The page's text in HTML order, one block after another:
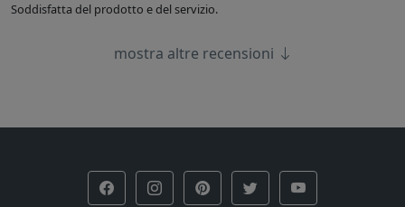
Soddisfatta del prodotto e del servizio.
mostra altre recensioni